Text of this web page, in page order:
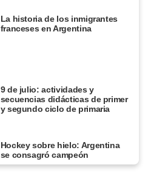
La historia de los inmigrantes
franceses en Argentina
9 de julio: actividades y
secuencias didácticas de primer
y segundo ciclo de primaria
Hockey sobre hielo: Argentina
se consagró campeón